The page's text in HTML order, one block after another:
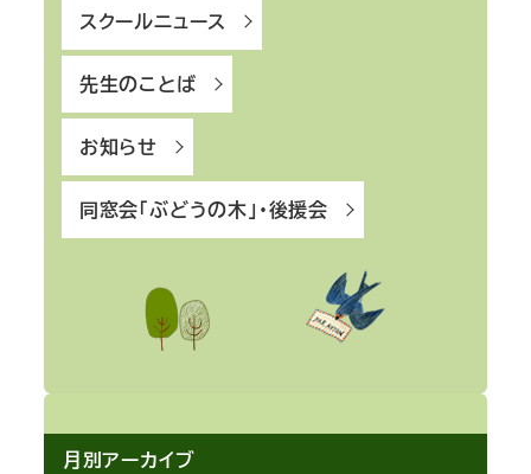
スクールニュース
先生のことば
お知らせ
同窓会「ぶどうの木」・後援会
月別アーカイブ